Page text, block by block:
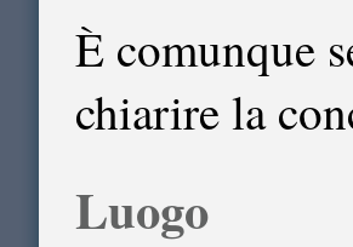
È comunque
chiarire la
Luogo